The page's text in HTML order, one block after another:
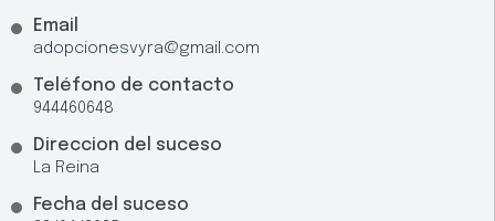
Email
adopcionesvyra@gmail.com
Teléfono de contacto
944460648
Direccion del suceso
La Reina
Fecha del suceso